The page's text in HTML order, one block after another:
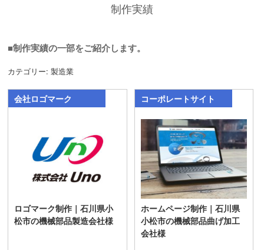
制作実績
■制作実績の一部をご紹介します。
カテゴリー:製造業
会社ロゴマーク
ロゴマーク制作｜石川県小
松市の機械部品製造会社様
コーポレートサイト
ホームページ制作｜石川県
小松市の機械部品曲げ加工
会社様
投稿ナビゲーション